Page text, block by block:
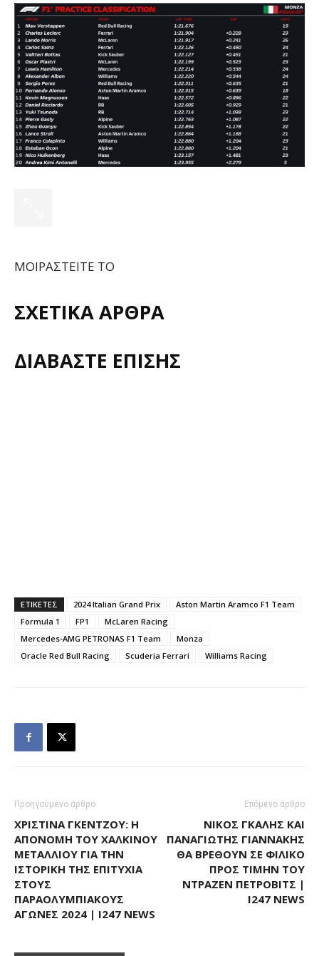
ΜΟΙΡΑΣΤΕΙΤΕ ΤΟ
ΣΧΕΤΙΚΑ ΑΡΘΡΑ
ΔΙΑΒΑΣΤΕ ΕΠΙΣΗΣ
ΕΤΙΚΕΤΕΣ 2024 Italian Grand Prix
Aston Martin Aramco F1 Team
Formula 1
FP1
McLaren Racing
Mercedes-AMG PETRONAS F1 Team
Monza
Oracle Red Bull Racing
Scuderia Ferrari Williams Racing
Προηγούμενο άρθρο
ΧΡΙΣΤΊΝΑ ΓΚΈΝΤΖΟΥ: Η
ΑΠΟΝΟΜΉ ΤΟΥ ΧΆΛΚΙΝΟΥ
ΜΕΤΑΛΛΊΟΥ ΓΙΑ ΤΗΝ
ΙΣΤΟΡΙΚΉ ΤΗΣ ΕΠΙΤΥΧΊΑ
ΣΤΟΥΣ
ΠΑΡΑΟΛΥΜΠΙΑΚΟΎΣ
ΑΓΏΝΕΣ 2024 | I247 NEWS
Επόμενο άρθρο
ΝΊΚΟΣ ΓΚΆΛΗΣ ΚΑΙ
ΠΑΝΑΓΙΏΤΗΣ ΓΙΑΝΝΆΚΗΣ
ΘΑ ΒΡΕΘΟΎΝ ΣΕ ΦΙΛΙΚΌ
ΠΡΟΣ ΤΙΜΉΝ ΤΟΥ
ΝΤΡΆΖΕΝ ΠΈΤΡΟΒΙΤΣ |
I247 NEWS